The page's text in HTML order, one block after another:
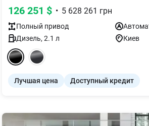
126 251 $ • 5 628 261 грн
Полный привод
Дизель, 2.1 л Киев
Лучшая цена Доступный кредит